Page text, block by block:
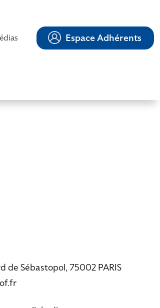
Espace Adhérents
de Sébastopol, 75002 PARIS